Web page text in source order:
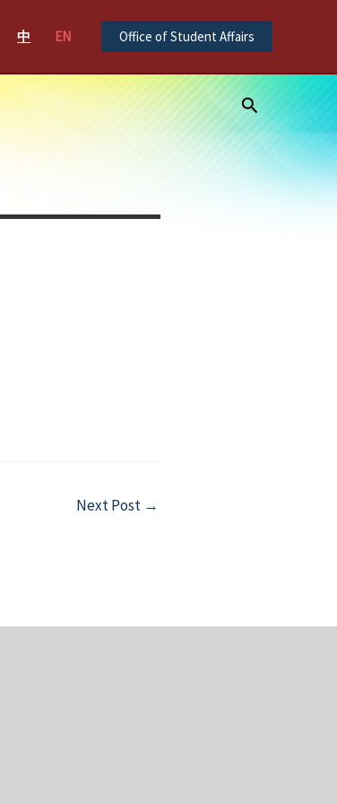
中 EN Office of Student Affairs
Search
Next Post →